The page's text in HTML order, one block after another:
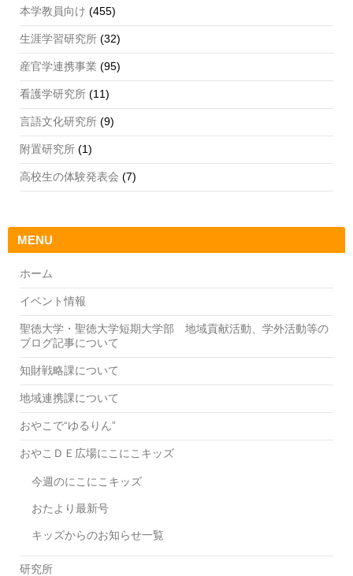
本学教員向け (455)
生涯学習研究所 (32)
産官学連携事業 (95)
看護学研究所 (11)
言語文化研究所 (9)
附置研究所 (1)
高校生の体験発表会 (7)
MENU
ホーム
イベント情報
聖徳大学・聖徳大学短期大学部 地域貢献活動、学外活動等の
ブログ記事について
知財戦略課について
地域連携課について
おやこで“ゆるりん”
おやこＤＥ広場にこにこキッズ
今週のにこにこキッズ
おたより最新号
キッズからのお知らせ一覧
研究所